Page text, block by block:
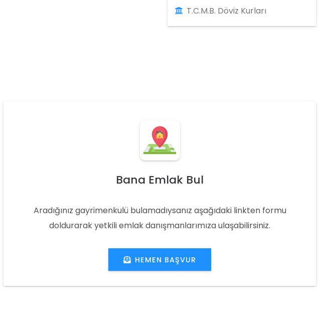
T.C.M.B. Döviz Kurları
Bana Emlak Bul
Aradığınız gayrimenkulü bulamadıysanız aşağıdaki linkten formu
doldurarak yetkili emlak danışmanlarımıza ulaşabilirsiniz.
HEMEN BAŞVUR